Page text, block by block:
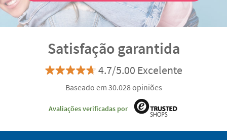
Satisfação garantida
4.7/5.00 Excelente
Baseado em 30.028 opiniões
Avaliações verificadas por